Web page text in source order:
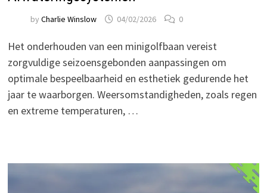
by Charlie Winslow 04/02/2026 0
Het onderhouden van een minigolfbaan vereist
zorgvuldige seizoensgebonden aanpassingen om
optimale bespeelbaarheid en esthetiek gedurende het
jaar te waarborgen. Weersomstandigheden, zoals regen
en extreme temperaturen, …